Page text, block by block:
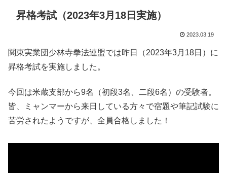
昇格考試（2023年3月18日実施）
2023.03.19
関東実業団少林寺拳法連盟では昨日（2023年3月18日）に
昇格考試を実施しました。
今回は米蔵支部から9名（初段3名、二段6名）の受験者。
皆、ミャンマーから来日している方々で宿題や筆記試験に
苦労されたようですが、全員合格しました！